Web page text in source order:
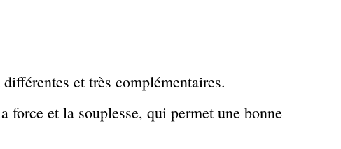
et très complémentaires.
force et la souplesse, qui permet une bonne